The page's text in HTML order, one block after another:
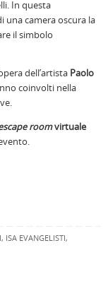
In questa
una camera oscura la
il simbolo
dell’artista Paolo
coinvolti nella
roomvirtuale
, ISA EVANGELISTI,